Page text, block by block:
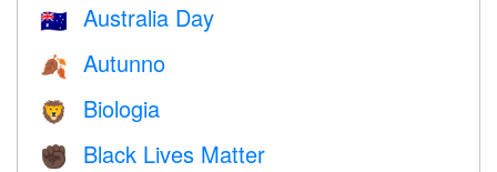
🇦🇺 Australia Day
🍂 Autunno
🦁 Biologia
✊🏿 Black Lives Matter